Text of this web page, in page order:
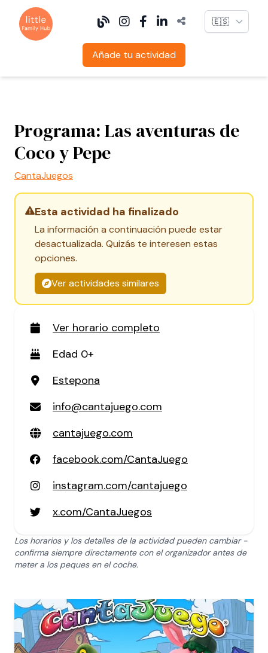
Language
Añade tu actividad
Programa: Las aventuras de
Coco y Pepe
CantaJuegos
Esta actividad ha finalizado
La información a continuación puede estar
desactualizada. Quizás te interesen estas
opciones.
Ver actividades similares
Ver horario completo
Edad 0+
Estepona
info@cantajuego.com
cantajuego.com
facebook.com/CantaJuego
instagram.com/cantajuego
x.com/CantaJuegos
Los horarios y los detalles de la actividad pueden cambiar -
confirma siempre directamente con el organizador antes de
meter a los peques en el coche.